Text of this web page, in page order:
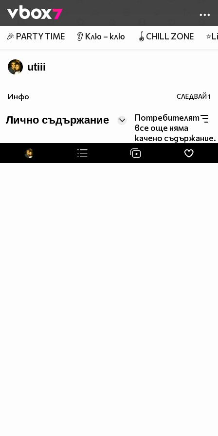
👾
🎉 PARTY TIME 👂 Клю – клю 🪀CHILL ZONE
utiii
Инфо СЛЕДВАЙ1
Лично съдържание
Потребителят
все още няма
качено съдържание.